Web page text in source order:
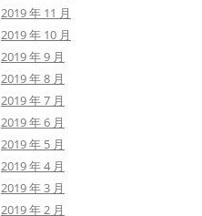
2019 年 11 月
2019 年 10 月
2019 年 9 月
2019 年 8 月
2019 年 7 月
2019 年 6 月
2019 年 5 月
2019 年 4 月
2019 年 3 月
2019 年 2 月